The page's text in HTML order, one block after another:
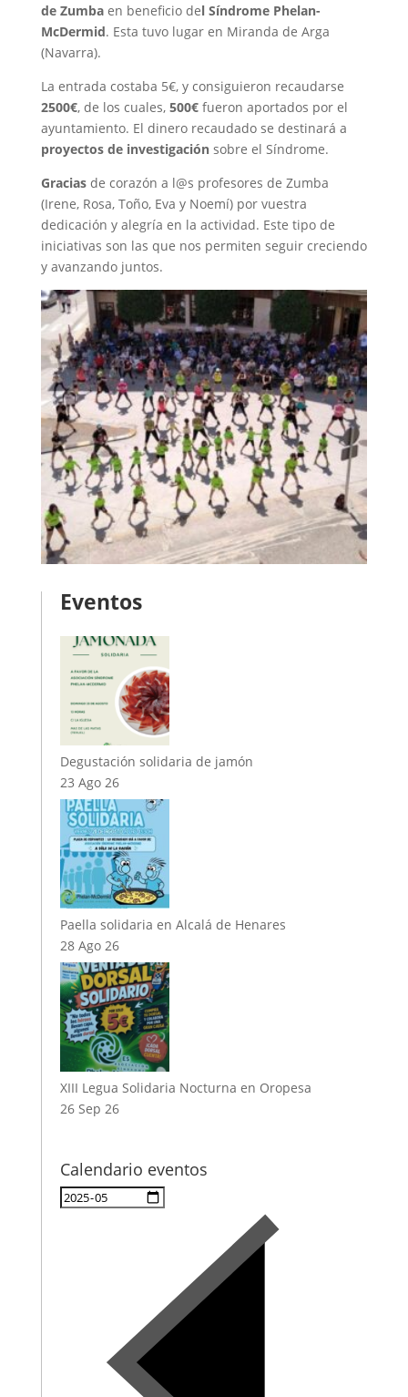
de Zumbaen beneficio del Síndrome Phelan-
McDermid. Esta tuvo lugar en Miranda de Arga
(Navarra).
La entrada costaba 5€, y consiguieron recaudarse
2500€, de los cuales, 500€fueron aportados por el
ayuntamiento. El dinero recaudado se destinará a
proyectos de investigaciónsobre el Síndrome.
Graciasde corazón a l@s profesores de Zumba
(Irene, Rosa, Toño, Eva y Noemí) por vuestra
dedicación y alegría en la actividad. Este tipo de
iniciativas son las que nos permiten seguir creciendo
y avanzando juntos.
Eventos
Degustación solidaria de jamón
23 Ago 26
Paella solidaria en Alcalá de Henares
28 Ago 26
XIII Legua Solidaria Nocturna en Oropesa
26 Sep 26
Calendario eventos